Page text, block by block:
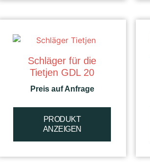
Schläger für die
Tietjen GDL 20
Preis auf Anfrage
PRODUKT
ANZEIGEN